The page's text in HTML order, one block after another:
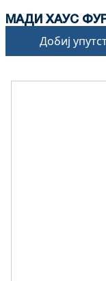
МАДИ ХАУС
Добиј